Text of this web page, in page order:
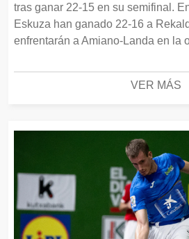
tras ganar 22-15 en su semifinal.
Eskuza han ganado 22-16 a
enfrentarán a Amiano-Landa en la
VER MÁS